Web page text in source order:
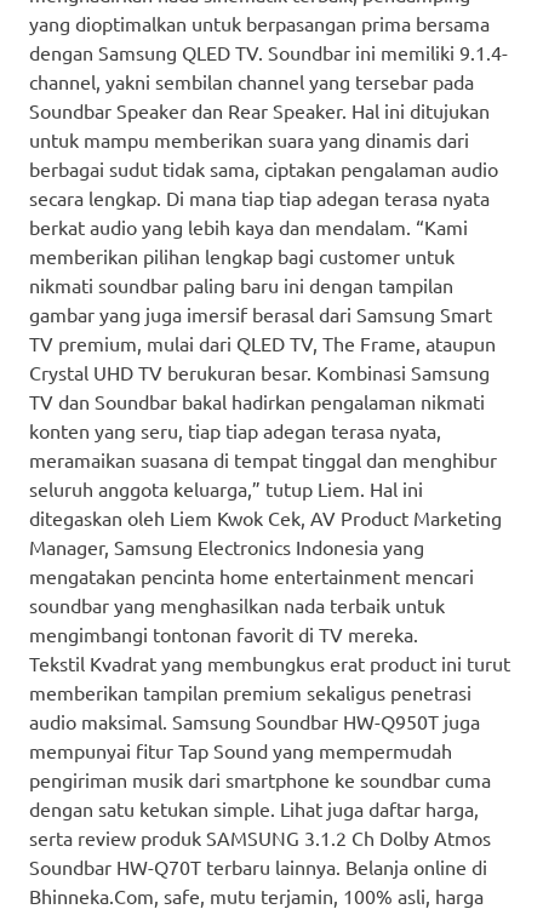
yang dioptimalkan untuk berpasangan prima bersama
dengan Samsung QLED TV. Soundbar ini memiliki 9.1.4-
channel, yakni sembilan channel yang tersebar pada
Soundbar Speaker dan Rear Speaker. Hal ini ditujukan
untuk mampu memberikan suara yang dinamis dari
berbagai sudut tidak sama, ciptakan pengalaman audio
secara lengkap. Di mana tiap tiap adegan terasa nyata
berkat audio yang lebih kaya dan mendalam. “Kami
memberikan pilihan lengkap bagi customer untuk
nikmati soundbar paling baru ini dengan tampilan
gambar yang juga imersif berasal dari Samsung Smart
TV premium, mulai dari QLED TV, The Frame, ataupun
Crystal UHD TV berukuran besar. Kombinasi Samsung
TV dan Soundbar bakal hadirkan pengalaman nikmati
konten yang seru, tiap tiap adegan terasa nyata,
meramaikan suasana di tempat tinggal dan menghibur
seluruh anggota keluarga,” tutup Liem. Hal ini
ditegaskan oleh Liem Kwok Cek, AV Product Marketing
Manager, Samsung Electronics Indonesia yang
mengatakan pencinta home entertainment mencari
soundbar yang menghasilkan nada terbaik untuk
mengimbangi tontonan favorit di TV mereka.
Tekstil Kvadrat yang membungkus erat product ini turut
memberikan tampilan premium sekaligus penetrasi
audio maksimal. Samsung Soundbar HW-Q950T juga
mempunyai fitur Tap Sound yang mempermudah
pengiriman musik dari smartphone ke soundbar cuma
dengan satu ketukan simple. Lihat juga daftar harga,
serta review produk SAMSUNG 3.1.2 Ch Dolby Atmos
Soundbar HW-Q70T terbaru lainnya. Belanja online di
Bhinneka.Com, safe, mutu terjamin, 100% asli, harga